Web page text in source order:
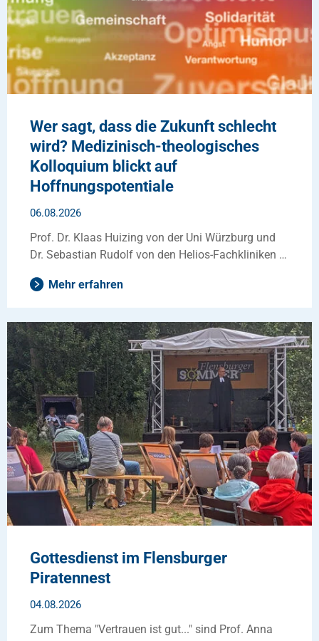
Wer sagt, dass die Zukunft schlecht
wird? Medizinisch-theologisches
Kolloquium blickt auf
Hoffnungspotentiale
06.08.2026
Prof. Dr. Klaas Huizing von der Uni Würzburg und
Dr. Sebastian Rudolf von den Helios-Fachkliniken …
Mehr erfahren
Gottesdienst im Flensburger
Piratennest
04.08.2026
Zum Thema "Vertrauen ist gut..." sind Prof. Anna